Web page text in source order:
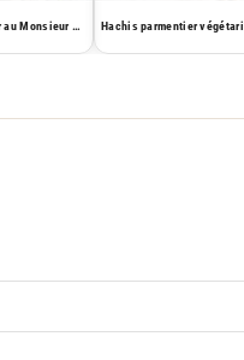
Hachis parmentier au Monsieur Cuisine